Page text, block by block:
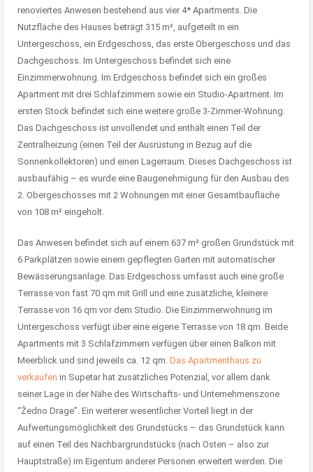
renoviertes Anwesen bestehend aus vier 4* Apartments. Die
Nutzfläche des Hauses beträgt 315 m², aufgeteilt in ein
Untergeschoss, ein Erdgeschoss, das erste Obergeschoss und das
Dachgeschoss. Im Untergeschoss befindet sich eine
Einzimmerwohnung. Im Erdgeschoss befindet sich ein großes
Apartment mit drei Schlafzimmern sowie ein Studio-Apartment. Im
ersten Stock befindet sich eine weitere große 3-Zimmer-Wohnung.
Das Dachgeschoss ist unvollendet und enthält einen Teil der
Zentralheizung (einen Teil der Ausrüstung in Bezug auf die
Sonnenkollektoren) und einen Lagerraum. Dieses Dachgeschoss ist
ausbaufähig – es wurde eine Baugenehmigung für den Ausbau des
2. Obergeschosses mit 2 Wohnungen mit einer Gesamtbaufläche
von 108 m² eingeholt.
Das Anwesen befindet sich auf einem 637 m² großen Grundstück mit
6 Parkplätzen sowie einem gepflegten Garten mit automatischer
Bewässerungsanlage. Das Erdgeschoss umfasst auch eine große
Terrasse von fast 70 qm mit Grill und eine zusätzliche, kleinere
Terrasse von 16 qm vor dem Studio. Die Einzimmerwohnung im
Untergeschoss verfügt über eine eigene Terrasse von 18 qm. Beide
Apartments mit 3 Schlafzimmern verfügen über einen Balkon mit
Meerblick und sind jeweils ca. 12 qm. Das Apartmenthaus zu
verkaufen in Supetar hat zusätzliches Potenzial, vor allem dank
seiner Lage in der Nähe des Wirtschafts- und Unternehmenszone
“Žedno Drage”. Ein weiterer wesentlicher Vorteil liegt in der
Aufwertungsmöglichkeit des Grundstücks – das Grundstück kann
auf einen Teil des Nachbargrundstücks (nach Osten – also zur
Hauptstraße) im Eigentum anderer Personen erweitert werden. Die